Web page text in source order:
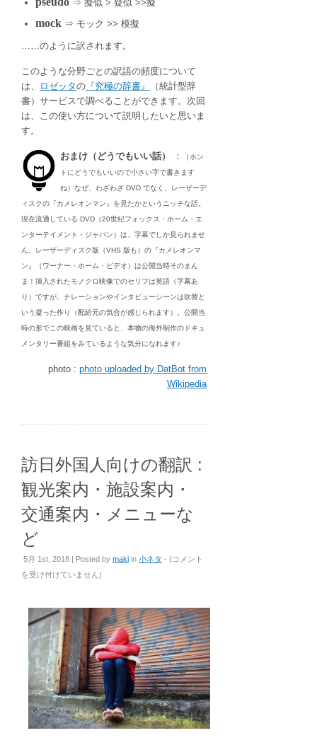
⇒ 擬似 > 疑似 >>擬
mock ⇒ モック >> 模擬
……のように訳されます。
このような分野ごとの訳語の頻度について
は、
ロゼッタの 『究極の辞書』
（統計型辞
書）サービスで調べることができます。次回
は、この使い方について説明したいと思いま
す。
おまけ（どうでもいい話） ：
（ホン
トにどうでもいいので小さい字で書きます
ね）なぜ、わざわざ DVD でなく、レーザーデ
ィスクの『カメレオンマン』を見たかというニッチな話。
現在流通している DVD（20世紀フォックス・ホーム・エ
ンターテイメント・ジャパン）は、字幕でしか見られませ
ん。レーザーディスク版（VHS 版も）の『カメレオンマ
ン』（ワーナー・ホーム・ビデオ）は公開当時そのまん
ま！挿入されたモノクロ映像でのセリフは英語（字幕あ
り）ですが、ナレーションやインタビューシーンは吹替と
いう凝った作り（配給元の気合が感じられます）。公開当
時の形でこの映画を見ていると、本物の海外制作のドキュ
メンタリー番組をみているような気分になれます♪
photo : photo uploaded by DatBot from
Wikipedia
訪日外国人向けの翻訳 :
観光案内・施設案内・
交通案内・メニューな
ど
5月 1st, 2018 | Posted by maki in 小ネタ - (訪
人
向
け
の
翻
訳
:
観
コメント
を受け付けていません)